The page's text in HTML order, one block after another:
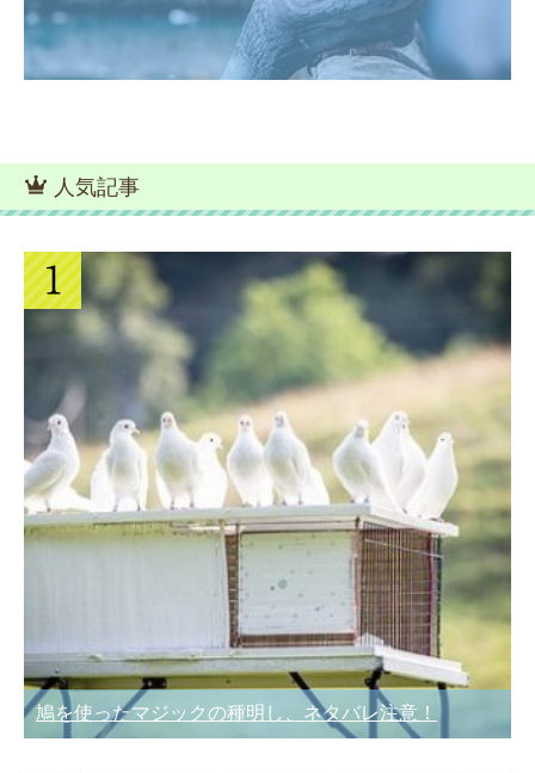
人気記事
鳩を使ったマジックの種明し、ネタバレ注意！